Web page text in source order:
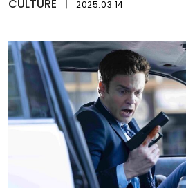
CULTURE 2025.03.14